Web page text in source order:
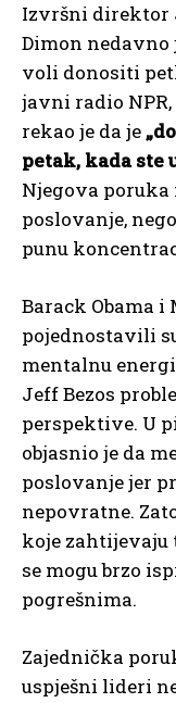
Izvršni direktor
Dimon
voli donositi
javni radio
rekao je da je
petak, kada ste
Njegova poruka
poslovanje,
punu
Barack Obama i
pojednostavili
mentalnu
Jeff Bezos
perspektive. U
objasnio je da
poslovanje jer
nepovratne.
koje zahtijevaju
se mogu brzo
pogrešnima.
Zajednička
uspješni lideri